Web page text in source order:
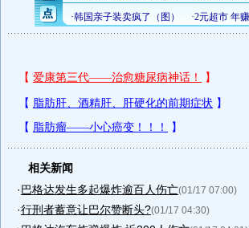
相关新闻
·巴格达发生多起爆炸逾百人伤亡(01/17 07:00)
·行刑者蓄意让巴尔赞断头?(01/17 04:30)